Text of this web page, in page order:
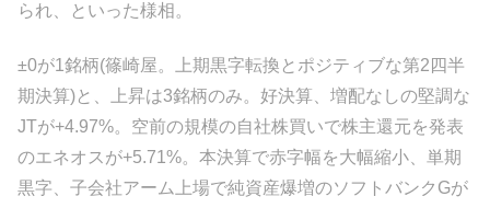
られ、といった様相。
±0が1銘柄(篠崎屋。上期黒字転換とポジティブな第2四半
期決算)と、上昇は3銘柄のみ。好決算、増配なしの堅調な
JTが+4.97%。空前の規模の自社株買いで株主還元を発表
のエネオスが+5.71%。本決算で赤字幅を大幅縮小、単期
黒字、子会社アーム上場で純資産爆増のソフトバンクGが